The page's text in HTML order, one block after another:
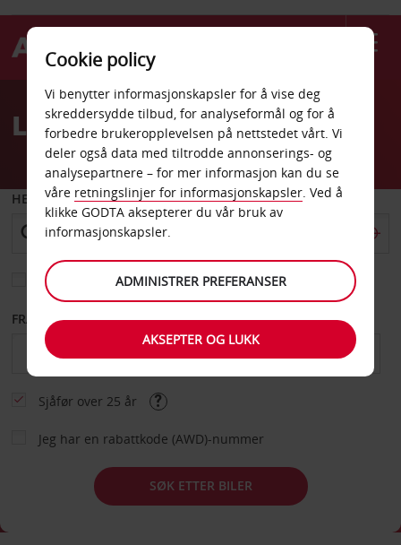
Welcome
AvisLeiebil Afrika
HENT FRA
Velg et annet leveringssted
FRA DATO TIL DATO
Sjåfør over 25 år
Jeg har en rabattkode (AWD)-nummer
SØK ETTER BILER
Cookie policy
Vi benytter informasjonskapsler for å vise deg
skreddersydde tilbud, for analyseformål og for å
forbedre brukeropplevelsen på nettstedet vårt. Vi
deler også data med tiltrodde annonserings- og
analysepartnere – for mer informasjon kan du se
våre retningslinjer for informasjonskapsler. Ved å
klikke GODTA aksepterer du vår bruk av
informasjonskapsler.
ADMINISTRER PREFERANSER
AKSEPTER OG LUKK